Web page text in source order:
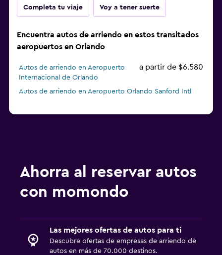
Completa tu viaje Voy a tener suerte
Encuentra autos de arriendo en estos transitados
aeropuertos en Orlando
Autos de arriendo en Aeropuerto
Internacional de Orlando
a partir de $6.580
Autos de arriendo en Aeropuerto Orlando Sanford Intl
Ahorra al reservar autos
con momondo
Las mejores ofertas de autos para ti
Descubre ofertas de empresas de arriendo de
autos en más de 70.000 destinos.